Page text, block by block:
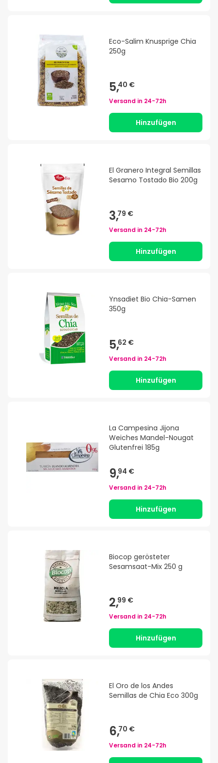
Eco-Salim Knusprige Chia
250g
5,40 €
Versand in 24-72h
Hinzufügen
El Granero Integral Semillas
Sesamo Tostado Bio 200g
3,79 €
Versand in 24-72h
Hinzufügen
Ynsadiet Bio Chia-Samen
350g
5,62 €
Versand in 24-72h
Hinzufügen
La Campesina Jijona
Weiches Mandel-Nougat
Glutenfrei 185g
9,94 €
Versand in 24-72h
Hinzufügen
Biocop gerösteter
Sesamsaat-Mix 250 g
2,99 €
Versand in 24-72h
Hinzufügen
El Oro de los Andes
Semillas de Chia Eco 300g
6,70 €
Versand in 24-72h